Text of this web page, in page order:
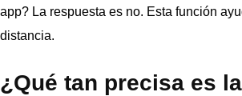
app? La respuesta es no. Esta función
distancia.
¿Qué tan precisa es